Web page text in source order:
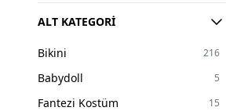
Sweatshirt
Etek
ALT KATEGORI
Bikini 216
Babydoll 5
Fantezi Kostüm 15